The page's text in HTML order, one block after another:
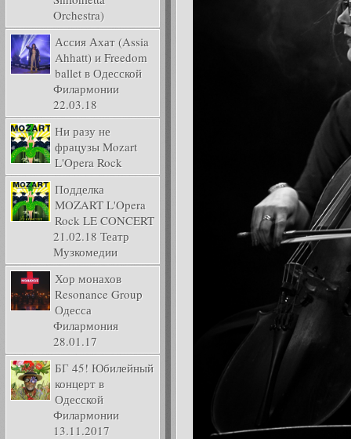
Orchestra)
Ассия Ахат (Assia
Ahhatt) и Freedom
ballet в Одесской
Филармонии
22.03.18
Ни разу не
фрацузы Mozart
L'Opera Rock
Подделка
MOZART L'Opera
Rock LE CONCERT
21.02.18 Театр
Музкомедии
Хор монахов
Resonance Group
Одесса
Филармония
28.01.17
БГ 45! Юбилейный
концерт в
Одесской
Филармонии
13.11.2017